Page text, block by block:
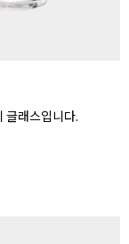
래스입니다.